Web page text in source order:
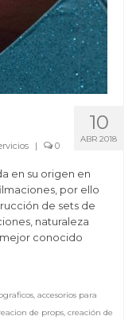
10
ABR 2018
| 0
en su origen en
por ello
de sets de
naturaleza
conocido
, accesorios para
de props, creación de